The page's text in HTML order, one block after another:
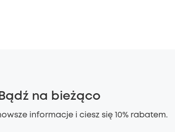
Bądź na bieżąco
informacje i ciesz się 10% rabatem.